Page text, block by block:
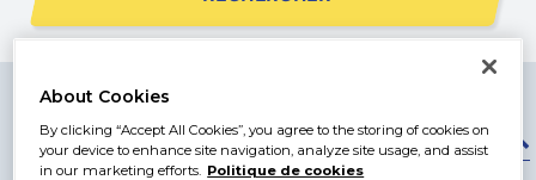
Trier par Date Prix
About Cookies
By clicking “Accept All Cookies”, you agree to the storing of cookies on
your device to enhance site navigation, analyze site usage, and assist
in our marketing efforts. Politique de cookies